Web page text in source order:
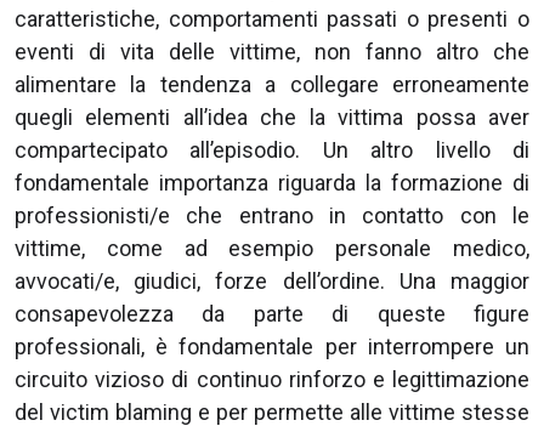
caratteristiche, comportamenti passati o presenti o
eventi di vita delle vittime, non fanno altro che
alimentare la tendenza a collegare erroneamente
quegli elementi all’idea che la vittima possa aver
compartecipato all’episodio. Un altro livello di
fondamentale importanza riguarda la formazione di
professionisti/e che entrano in contatto con le
vittime, come ad esempio personale medico,
avvocati/e, giudici, forze dell’ordine. Una maggior
consapevolezza da parte di queste figure
professionali, è fondamentale per interrompere un
circuito vizioso di continuo rinforzo e legittimazione
del victim blaming e per permette alle vittime stesse